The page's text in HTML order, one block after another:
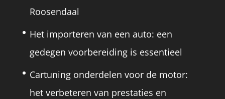
Roosendaal
Het importeren van een auto: een
gedegen voorbereiding is essentieel
Cartuning onderdelen voor de motor:
het verbeteren van prestaties en